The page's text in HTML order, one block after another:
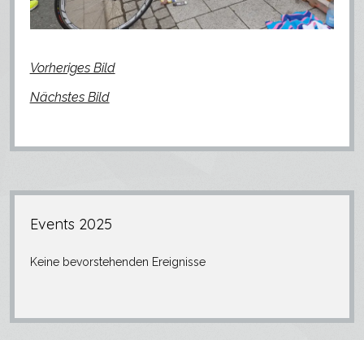
Strava
Vorheriges Bild
Nächstes Bild
Seitenleiste
Events 2025
Keine bevorstehenden Ereignisse